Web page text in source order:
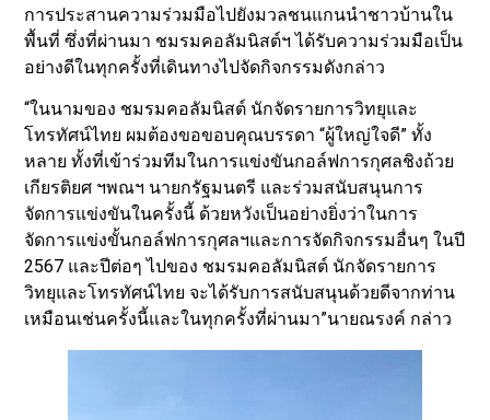
การประสานความร่วมมือไปยังมวลชนแกนนำชาวบ้านใน
พื้นที่ ซึ่งที่ผ่านมา ชมรมคอลัมนิสต์ฯ ได้รับความร่วมมือเป็น
อย่างดีในทุกครั้งที่เดินทางไปจัดกิจกรรมดังกล่าว
“ในนามของ ชมรมคอลัมนิสต์ นักจัดรายการวิทยุและ
โทรทัศน์ไทย ผมต้องขอขอบคุณบรรดา “ผู้ใหญ่ใจดี” ทั้ง
หลาย ทั้งที่เข้าร่วมทีมในการแข่งขันกอล์ฟการกุศลชิงถ้วย
เกียรติยศ ฯพณฯ นายกรัฐมนตรี และร่วมสนับสนุนการ
จัดการแข่งขันในครั้งนี้ ด้วยหวังเป็นอย่างยิ่งว่าในการ
จัดการแข่งขั้นกอล์ฟการกุศลฯและการจัดกิจกรรมอื่นๆ ในปี
2567 และปีต่อๆ ไปของ ชมรมคอลัมนิสต์ นักจัดรายการ
วิทยุและโทรทัศน์ไทย จะได้รับการสนับสนุนด้วยดีจากท่าน
เหมือนเช่นครั้งนี้และในทุกครั้งที่ผ่านมา”นายณรงค์ กล่าว